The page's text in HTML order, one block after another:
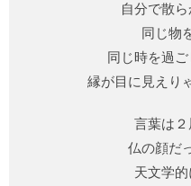
自分で散
同じ物
同じ時を過
縁が目に見えり
言葉は
仏の顔だ
天文学